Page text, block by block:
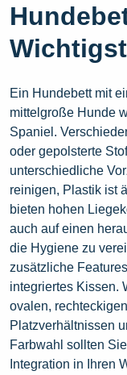
Ein Hundebett mit
mittelgroße Hunde
Spaniel.
oder gepolsterte
unterschiedliche
reinigen, Plastik ist
bieten hohen
auch auf einen
die Hygiene zu
zusätzliche
integriertes Kissen.
ovalen,
Platzverhältnissen
Farbwahl sollten
Integration in Ihren